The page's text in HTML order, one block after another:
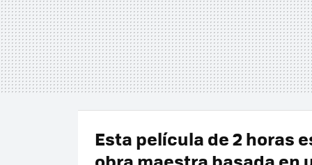
Esta película de 2 horas